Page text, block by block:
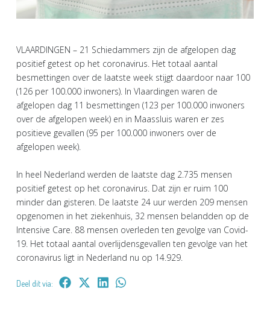
VLAARDINGEN – 21 Schiedammers zijn de afgelopen dag
positief getest op het coronavirus. Het totaal aantal
besmettingen over de laatste week stijgt daardoor naar 100
(126 per 100.000 inwoners). In Vlaardingen waren de
afgelopen dag 11 besmettingen (123 per 100.000 inwoners
over de afgelopen week) en in Maassluis waren er zes
positieve gevallen (95 per 100.000 inwoners over de
afgelopen week).
In heel Nederland werden de laatste dag 2.735 mensen
positief getest op het coronavirus. Dat zijn er ruim 100
minder dan gisteren. De laatste 24 uur werden 209 mensen
opgenomen in het ziekenhuis, 32 mensen belandden op de
Intensive Care. 88 mensen overleden ten gevolge van Covid-
19. Het totaal aantal overlijdensgevallen ten gevolge van het
coronavirus ligt in Nederland nu op 14.929.
Deel dit via: